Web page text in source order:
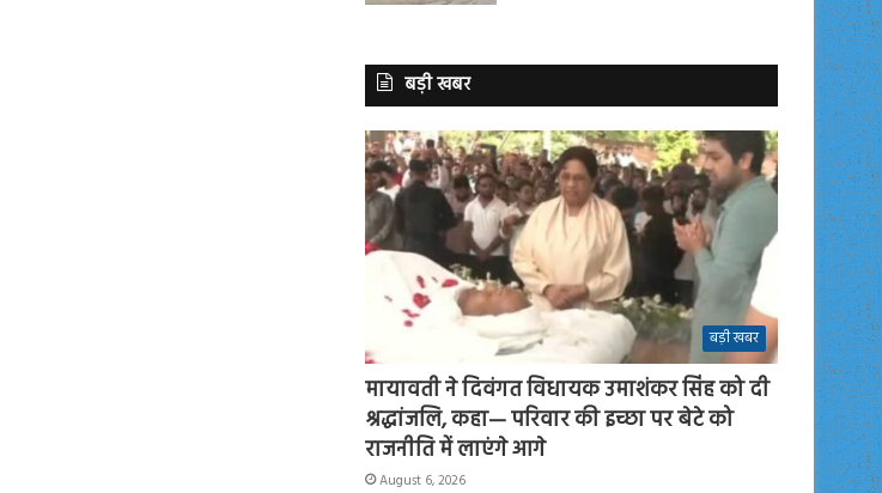
बड़ी खबर
बड़ी खबर
मायावती ने दिवंगत विधायक उमाशंकर सिंह को दी
श्रद्धांजलि, कहा— परिवार की इच्छा पर बेटे को
राजनीति में लाएंगे आगे
August 6, 2026